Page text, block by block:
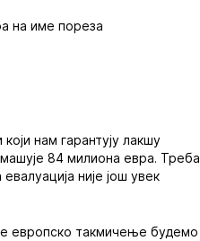
на име пореза
нам гарантују лакшу
84 милиона евра. Треба
није још увек
европско такмичење будемо